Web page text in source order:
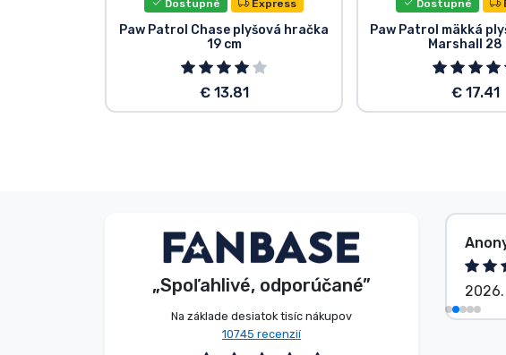
Dostupné Express
Paw Patrol Chase plyšová hračka
19 cm
€ 13.81
Dostupné
Paw Patrol mäkká
Marshall 28
€ 17.41
„Spoľahlivé, odporúčané”
Na základe desiatok tisíc nákupov
10745 recenzií
Anonymný Zákazník
2026. 08. 08. 2026.